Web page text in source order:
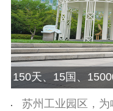
精品出版
150天、15国、
利
苏州工业园区，为